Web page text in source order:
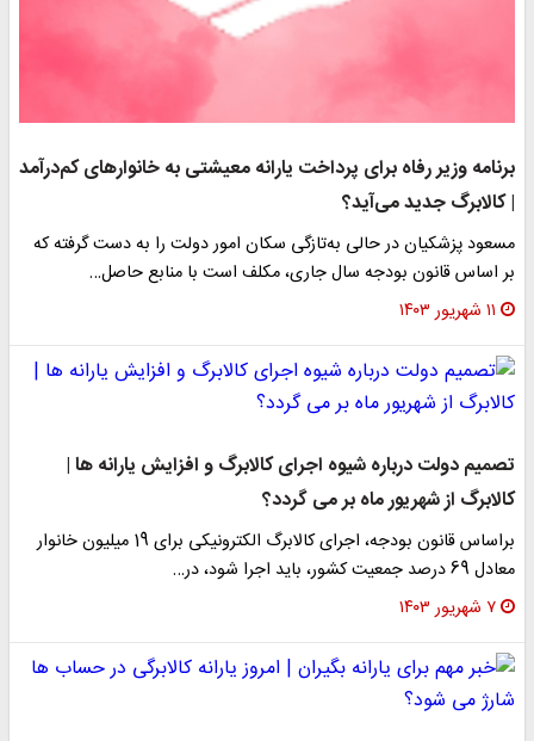
برنامه وزیر رفاه برای پرداخت یارانه معیشتی به خانوارهای کم‌درآمد
| کالابرگ جدید می‌آید؟
مسعود پزشکیان در حالی به‌تازگی سکان امور دولت را به دست گرفته که
بر اساس قانون بودجه سال جاری، مکلف است با منابع حاصل…
۱۱ شهریور ۱۴۰۳
تصمیم دولت درباره شیوه اجرای کالابرگ و افزایش یارانه ها |
کالابرگ از شهریور ماه بر می گردد؟
براساس قانون بودجه، اجرای کالابرگ الکترونیکی برای 19 میلیون خانوار
معادل 69 درصد جمعیت کشور، باید اجرا شود، در…
۷ شهریور ۱۴۰۳